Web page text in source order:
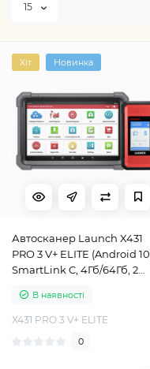
15
Хіт Новинка
Автосканер Launch X431
PRO 3 V+ ELITE (Android 10,
SmartLink C, 4Гб/64Гб, 2
оновлень)
В наявності
X431 PRO 3 V+ ELITE
0